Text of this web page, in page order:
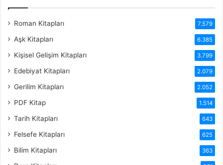
Roman Kitapları 7.579
Aşk Kitapları 6.385
Kişisel Gelişim Kitapları 3.799
Edebiyat Kitapları 2.079
Gerilim Kitapları 2.052
PDF Kitap 1.514
Tarih Kitapları 643
Felsefe Kitapları 625
Bilim Kitapları 363